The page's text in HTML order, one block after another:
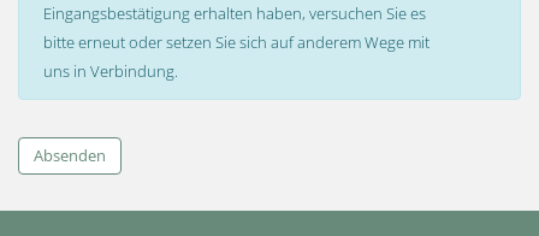
Eingangsbestätigung erhalten haben, versuchen Sie es
bitte erneut oder setzen Sie sich auf anderem Wege mit
uns in Verbindung.
Absenden